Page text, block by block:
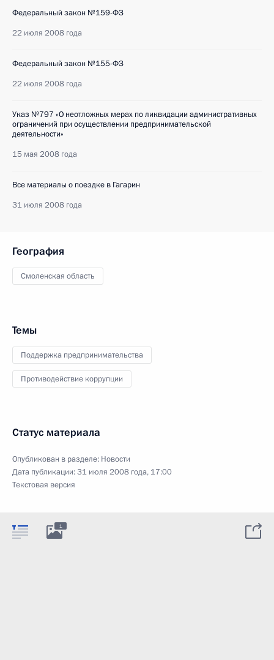
Федеральный закон №159-ФЗ
22 июля 2008 года
Федеральный закон №155-ФЗ
22 июля 2008 года
Указ №797 «О неотложных мерах по ликвидации административных
ограничений при осуществлении предпринимательской
деятельности»
15 мая 2008 года
Все материалы о поездке в Гагарин
31 июля 2008 года
География
Смоленская область
Темы
Поддержка предпринимательства
Противодействие коррупции
Статус материала
Опубликован в разделе: Новости
Дата публикации:31 июля 2008 года, 17:00
Текстовая версия
1